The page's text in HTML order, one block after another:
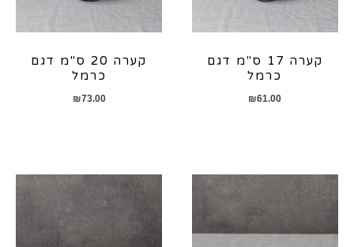
קערה 17 ס"מ דגם
כרמל
₪61.00
קערה 20 ס"מ דגם
כרמל
₪73.00